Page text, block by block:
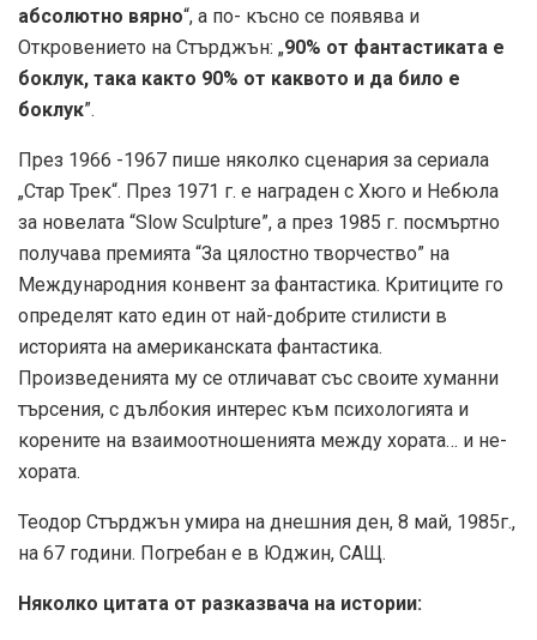
абсолютно вярно“, а по- късно се появява и
Откровението на Стърджън: „90% от фантастиката е
боклук, така както 90% от каквото и да било е
боклук”.
През 1966 -1967 пише няколко сценария за сериала
„Стар Трек“. През 1971 г. е награден с Хюго и Небюла
за новелата “Slow Sculpture”, а през 1985 г. посмъртно
получава премията “За цялостно творчество” на
Международния конвент за фантастика. Критиците го
определят като един от най-добрите стилисти в
историята на американската фантастика.
Произведенията му се отличават със своите хуманни
търсения, с дълбокия интерес към психологията и
корените на взаимоотношенията между хората… и не-
хората.
Теодор Стърджън умира на днешния ден, 8 май, 1985г.,
на 67 години. Погребан е в Юджин, САЩ.
Няколко цитата от разказвача на истории: